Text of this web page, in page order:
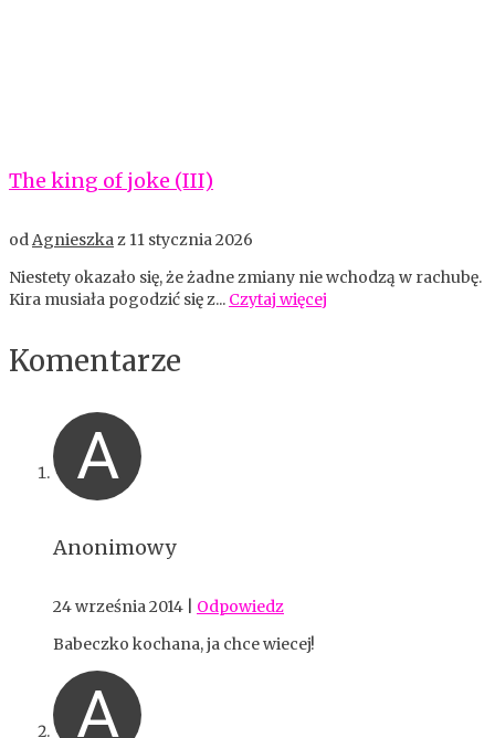
The king of joke (III)
odAgnieszkaz 11 stycznia 2026
Niestety okazało się, że żadne zmiany nie wchodzą w rachubę.
Kira musiała pogodzić się z... Czytaj więcej
Komentarze
A
Anonimowy
24 września 2014
Odpowiedz
Babeczko kochana, ja chce wiecej!
A